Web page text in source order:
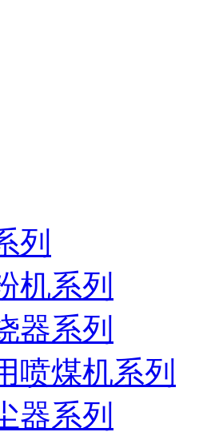
列
机系列
器系列
喷煤机系列
器系列